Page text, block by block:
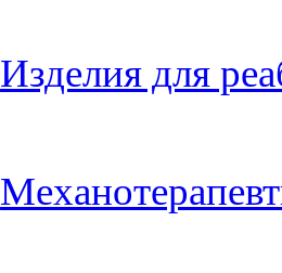
Изделия для